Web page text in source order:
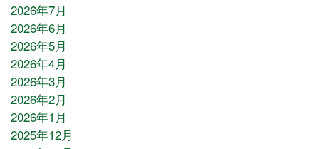
2026年7月
2026年6月
2026年5月
2026年4月
2026年3月
2026年2月
2026年1月
2025年12月